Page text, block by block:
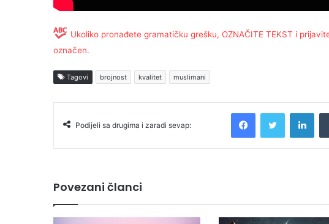
Ukoliko pronađete gramatičku grešku, OZNAČITE TEKST i
označen.
Tagovi brojnost kvalitet muslimani
Podijeli sa drugima i zaradi sevap:
Povezani članci